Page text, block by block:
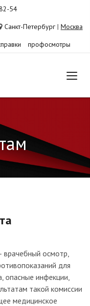
54
Санкт-Петербург | Москва
профосмотры
врачебный осмотр,
для
опасные инфекции,
такой комиссии
медицинское